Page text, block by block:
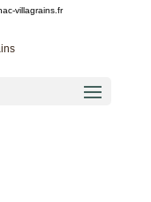
villagrains.fr